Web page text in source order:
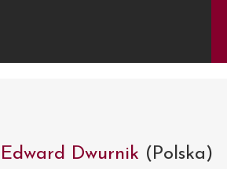
Edward Dwurnik (Polska)